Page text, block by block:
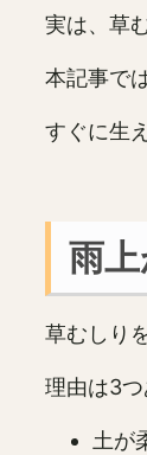
実は、草
本記事で
すぐに生
雨
草むしり
理由は3つ
土が